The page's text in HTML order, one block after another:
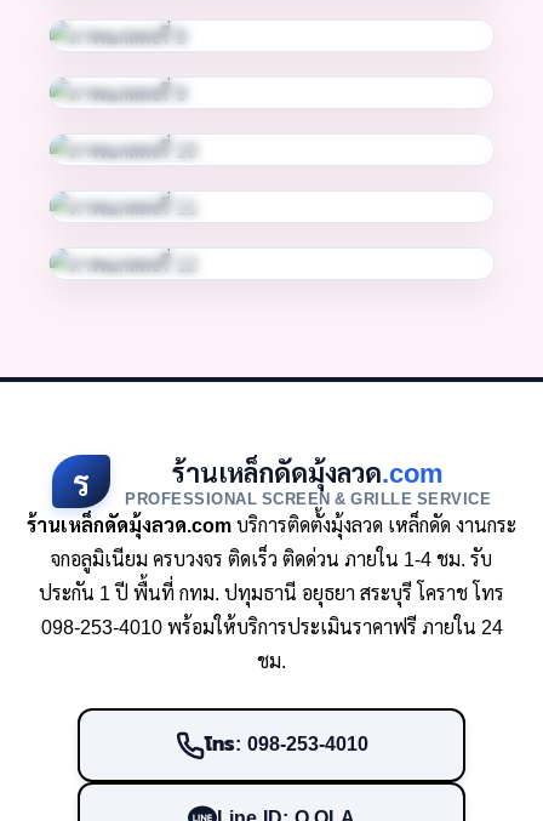
ร ร้านเหล็กดัดมุ้งลวด.com
PROFESSIONAL SCREEN & GRILLE SERVICE
ร้านเหล็กดัดมุ้งลวด.comบริการติดตั้งมุ้งลวด เหล็กดัด งานกระ
จกอลูมิเนียม ครบวงจร ติดเร็ว ติดด่วน ภายใน 1-4 ชม. รับ
ประกัน 1 ปี พื้นที่ กทม. ปทุมธานี อยุธยา สระบุรี โคราช โทร
098-253-4010 พร้อมให้บริการประเมินราคาฟรี ภายใน 24
ชม.
โทร: 098-253-4010